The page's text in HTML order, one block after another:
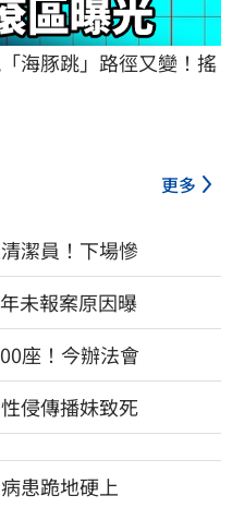
海豚跳」路徑又變！搖
更多
潔員！下場慘
未報案原因曝
座！今辦法會
侵傳播妹致死
患跪地硬上